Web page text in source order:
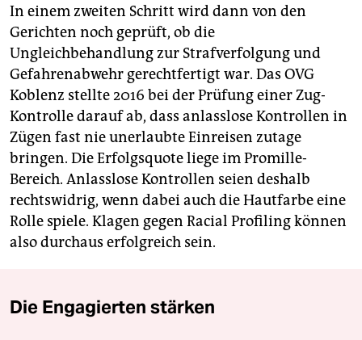
In einem zweiten Schritt wird dann von den
Gerichten noch geprüft, ob die
Ungleichbehandlung zur Strafverfolgung und
Gefahrenabwehr gerechtfertigt war. Das OVG
Koblenz stellte 2016 bei der Prüfung einer Zug-
Kontrolle darauf ab, dass anlasslose Kontrollen in
Zügen fast nie unerlaubte Einreisen zutage
bringen. Die Erfolgsquote liege im Promille-
Bereich. Anlasslose Kontrollen seien deshalb
rechtswidrig, wenn dabei auch die Hautfarbe eine
Rolle spiele. Klagen gegen Racial Profiling können
also durchaus erfolgreich sein.
Die Engagierten stärken